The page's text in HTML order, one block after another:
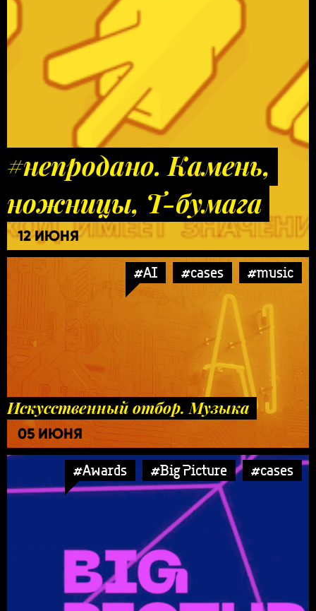
#непродано. Камень,
ножницы, Т-бумага
12 ИЮНЯ
#AI #cases #music
Искусственный отбор. Музыка
05 ИЮНЯ
#Awards #Big Picture #cases